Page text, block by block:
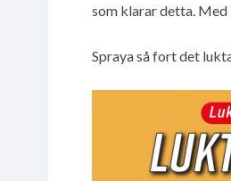
som klarar detta.
Spraya så fort det